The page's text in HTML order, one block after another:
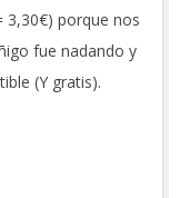
3,30€) porque nos
fue nadando y
(Y gratis).